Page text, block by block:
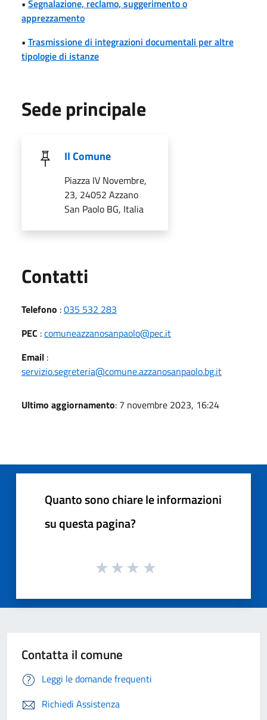
• Segnalazione, reclamo, suggerimento o
apprezzamento
• Trasmissione di integrazioni documentali per altre
tipologie di istanze
Sede principale
Il Comune
Piazza IV Novembre,
23, 24052 Azzano
San Paolo BG, Italia
Contatti
Telefono :035 532 283
PEC :comuneazzanosanpaolo@pec.it
Email :
servizio.segreteria@comune.azzanosanpaolo.bg.it
Ultimo aggiornamento: 7 novembre 2023, 16:24
Quanto sono chiare le informazioni
su questa pagina?
Contatta il comune
Leggi le domande frequenti
Richiedi Assistenza